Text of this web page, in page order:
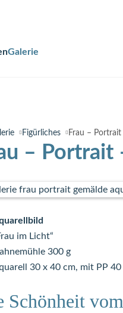
Galerie
Figürliches Frau – Portrait
– Portrait
im Licht“
300 g
30 x 40 cm, mit PP
Schönheit